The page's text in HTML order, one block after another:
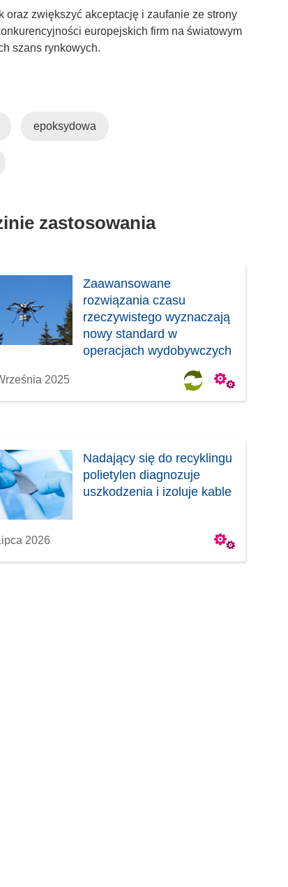
n
i
e
zwiększyć akceptację i zaufanie ze strony
europejskich firm na światowym
szans rynkowych.
epoksydowa
zastosowania
Zaawansowane
rozwiązania czasu
rzeczywistego wyznaczają
nowy standard w
operacjach wydobywczych
2025
Nadający się do recyklingu
polietylen diagnozuje
uszkodzenia i izoluje kable
2026